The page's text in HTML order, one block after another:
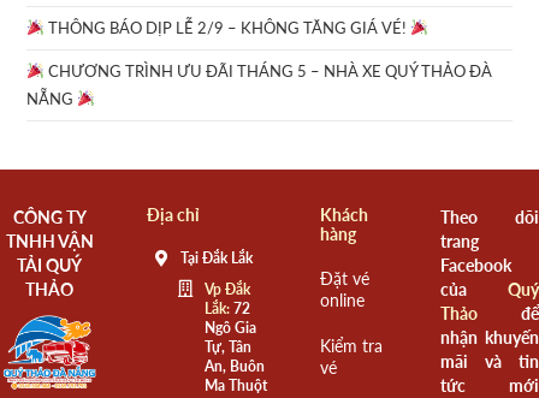
THÔNG BÁO DỊP LỄ 2/9 – KHÔNG TĂNG GIÁ VÉ!
CHƯƠNG TRÌNH ƯU ĐÃI THÁNG 5 – NHÀ XE QUÝ THẢO ĐÀ
NẴNG
CÔNG TY
TNHH VẬN
TẢI QUÝ
THẢO
Địa chỉ
Tại Đắk Lắk
Vp Đắk
Lắk:72
Ngô Gia
Tự, Tân
An, Buôn
Ma Thuột
Khách
hàng
Đặt vé
online
Kiểm tra
vé
Theo dõi
trang
Facebook
của Quý
Thảođể
nhận khuyến
mãi và tin
tức mới